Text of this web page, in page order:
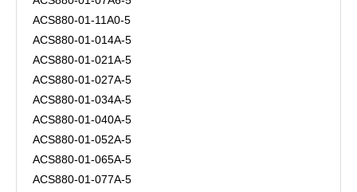
ACS880-01-11A0-5
ACS880-01-014A-5
ACS880-01-021A-5
ACS880-01-027A-5
ACS880-01-034A-5
ACS880-01-040A-5
ACS880-01-052A-5
ACS880-01-065A-5
ACS880-01-077A-5